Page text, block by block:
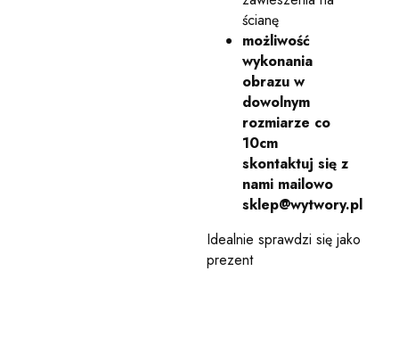
ścianę
możliwość
wykonania
obrazu w
dowolnym
rozmiarze co
10cm
skontaktuj się z
nami mailowo
sklep@wytwory.pl
Idealnie sprawdzi się jako
prezent